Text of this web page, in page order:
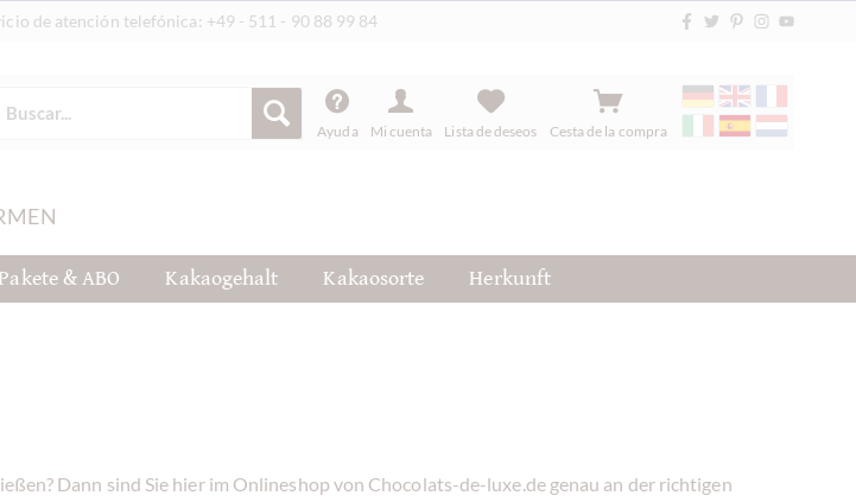
de atención telefónica: +49 - 511 - 90 88 99 84
Ayuda Mi cuenta Lista de deseos Cesta de la compra
& ABO Kakaogehalt Kakaosorte Herkunft
Dann sind Sie hier im Onlineshop von Chocolats-de-luxe.de genau an der richtigen